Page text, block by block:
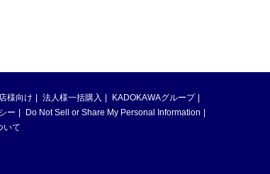
様向け 法人様一括購入
KADOKAWAグループ
ー
Do Not Sell or Share My Personal Information
いて